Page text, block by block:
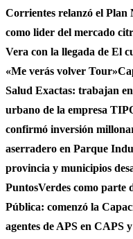
Corrientes relanzó el Plan
como lider del mercado
Vera con la llegada de El
«Me verás volver Tour»
Salud Exactas: trabajan
urbano de la empresa
confirmó inversión
aserradero en Parque
provincia y municipios
PuntosVerdes como parte
Pública: comenzó la
agentes de APS en CAPS